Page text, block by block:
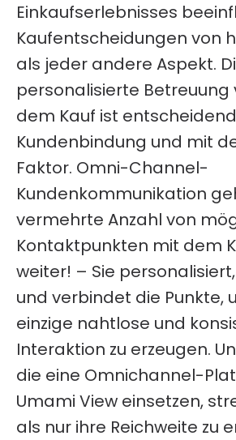
Einkaufserlebnisses
Kaufentscheidungen von
als jeder andere Aspekt.
personalisierte Betreuung
dem Kauf ist
Kundenbindung und mit
Faktor. Omni-Channel-
Kundenkommunikation
vermehrte Anzahl von
Kontaktpunkten mit dem
weiter! – Sie
und verbindet die Punkte,
einzige nahtlose und
Interaktion zu erzeugen.
die eine Omnichannel-
Umami View einsetzen,
als nur ihre Reichweite zu